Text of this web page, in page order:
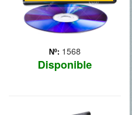
Nº: 1568
Disponible